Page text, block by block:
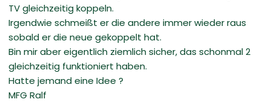
TV gleichzeitig koppeln.
Irgendwie schmeißt er die andere immer wieder raus
sobald er die neue gekoppelt hat.
Bin mir aber eigentlich ziemlich sicher, das schonmal 2
gleichzeitig funktioniert haben.
Hatte jemand eine Idee ?
MFG Ralf